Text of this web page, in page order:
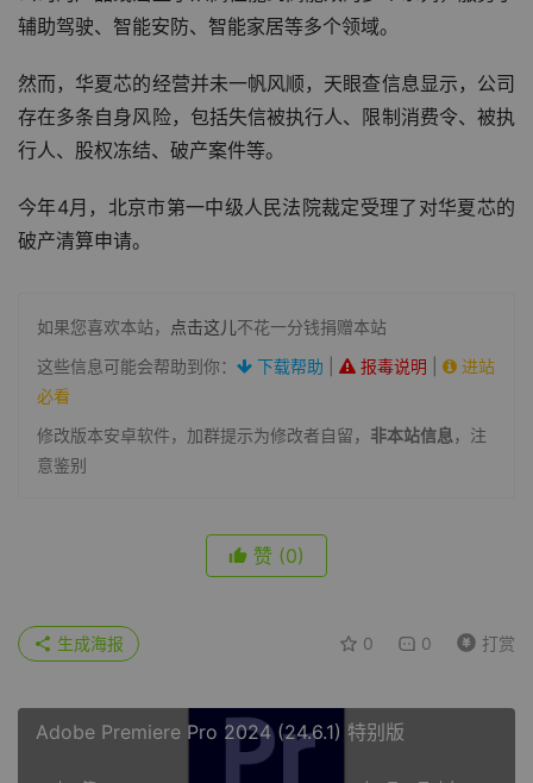
辅助驾驶、智能安防、智能家居等多个领域。
然而，华夏芯的经营并未一帆风顺，天眼查信息显示，公司
存在多条自身风险，包括失信被执行人、限制消费令、被执
行人、股权冻结、破产案件等。
今年4月，北京市第一中级人民法院裁定受理了对华夏芯的
破产清算申请。
如果您喜欢本站， 点击这儿不花一分钱捐赠本站
这些信息可能会帮助到你：
下载帮助 报毒说明
进站
必看
修改版本安卓软件，加群提示为修改者自留， 非本站信息，注
意鉴别
赞 (0)
0 0 打赏
生成海报
Adobe Premiere Pro 2024 (24.6.1) 特别版